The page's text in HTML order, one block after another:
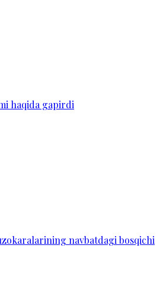
haqida gapirdi
navbatdagi bosqichi